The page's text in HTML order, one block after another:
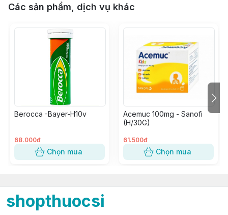
Các sản phẩm, dịch vụ khác
Berocca -Bayer-H10v
68.000đ
Chọn mua
Acemuc 100mg - Sanofi
(H/30G)
61.500đ
Chọn mua
shopthuocsi